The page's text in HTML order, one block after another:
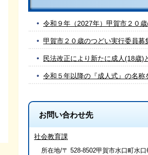
令和９年（2027年）甲賀市２０
甲賀市２０歳のつどい実行委員募
民法改正により新たに成人(18歳)
令和５年以降の『成人式』の名
お問い合わせ先
社会教育課
所在地/〒 528-8502甲賀市水口町水